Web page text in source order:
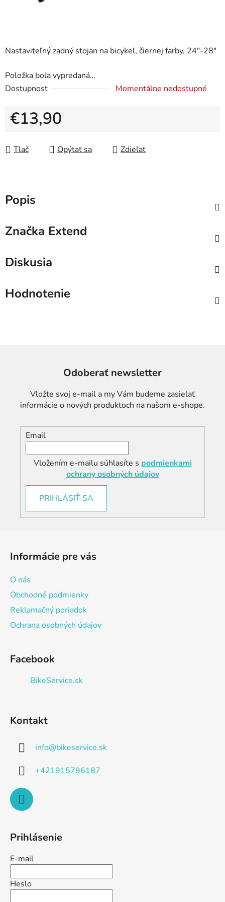
Nastaviteľný zadný stojan na bicykel, čiernej farby, 24"-28"
Položka bola vypredaná…
Dostupnosť
Momentálne nedostupné
€13,90
Tlač
Opýtať sa Zdieľať
Popis
Značka Extend
Diskusia
Hodnotenie
Odoberať newsletter
Vložte svoj e-mail a my Vám budeme zasielať
informácie o nových produktoch na našom e-shope.
Email
Vložením e-mailu súhlasíte s podmienkami
ochrany osobných údajov
PRIHLÁSIŤ SA
Informácie pre vás
O nás
Obchodné podmienky
Reklamačný poriadok
Ochrana osobných údajov
Facebook
BikeService.sk
Kontakt
info@bikeservice.sk
+421915796187
Prihlásenie
E-mail
Heslo